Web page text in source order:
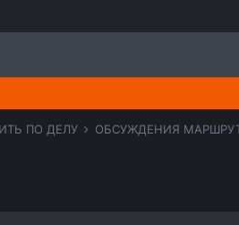
ПО ДЕЛУ ОБСУЖДЕНИЯ